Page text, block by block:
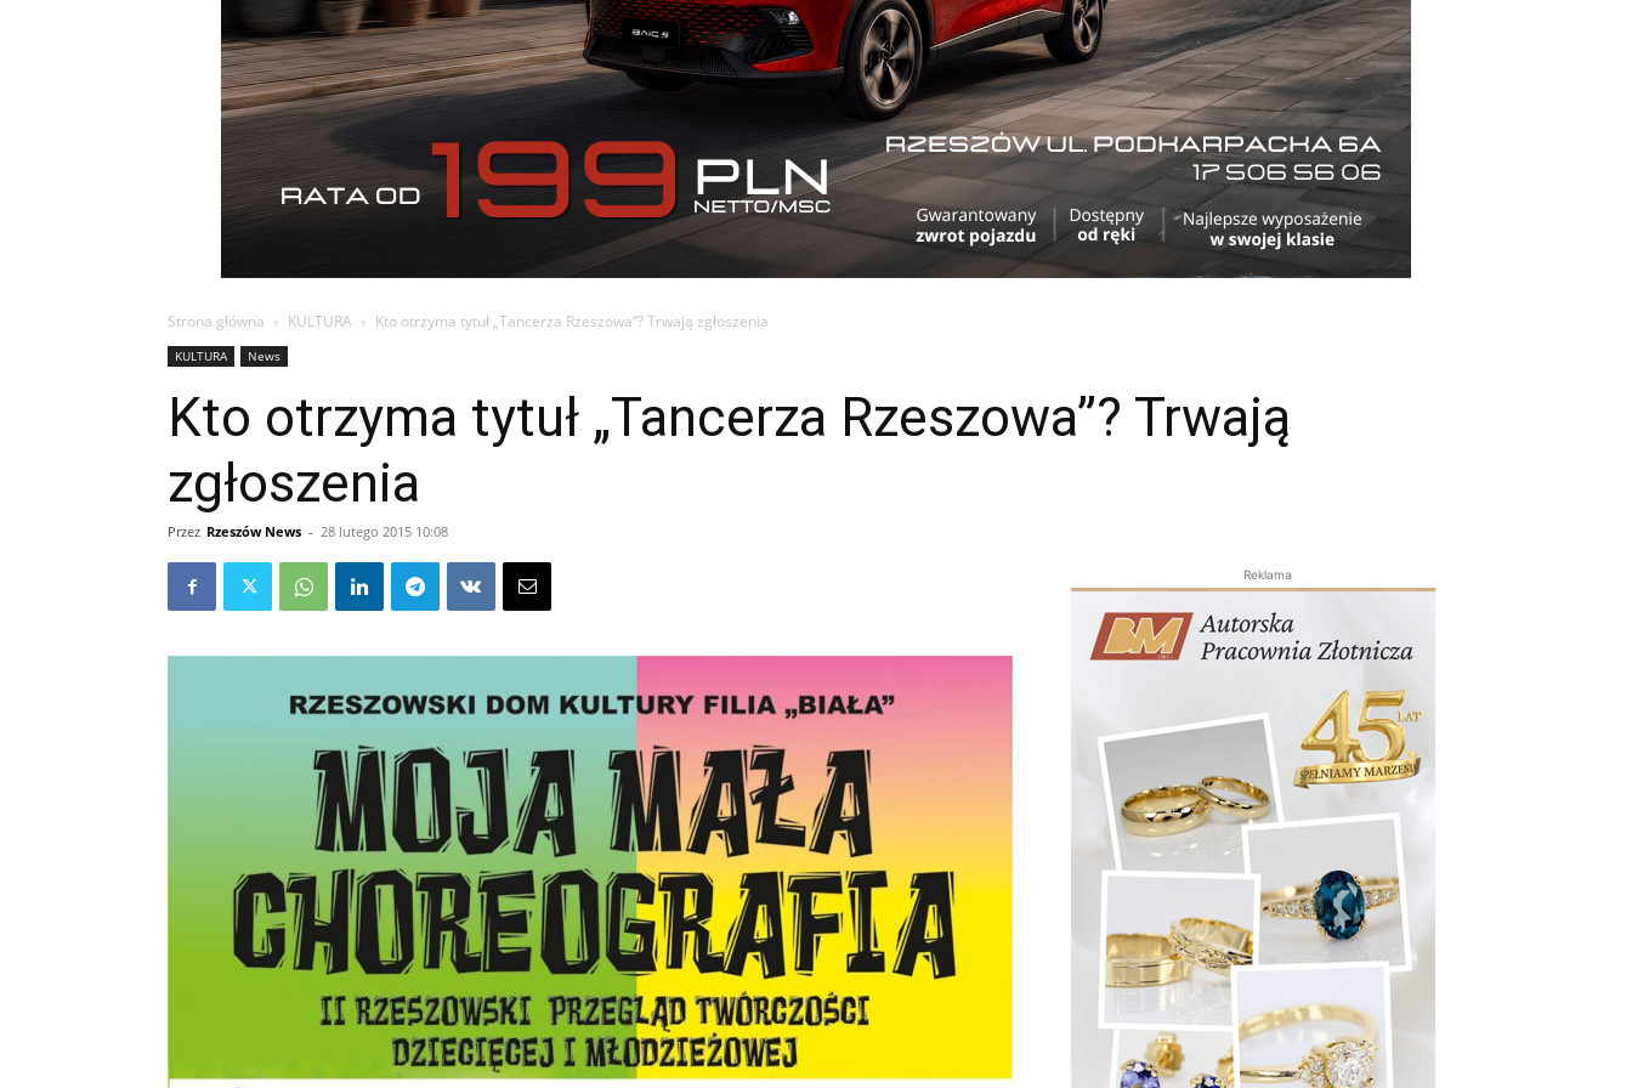
Strona główna KULTURA Kto otrzyma tytuł „Tancerza Rzeszowa”? Trwają zgłoszenia
KULTURA News
Kto otrzyma tytuł „Tancerza Rzeszowa”? Trwają
zgłoszenia
Przez Rzeszów News - 28 lutego 2015 10:08
Reklama